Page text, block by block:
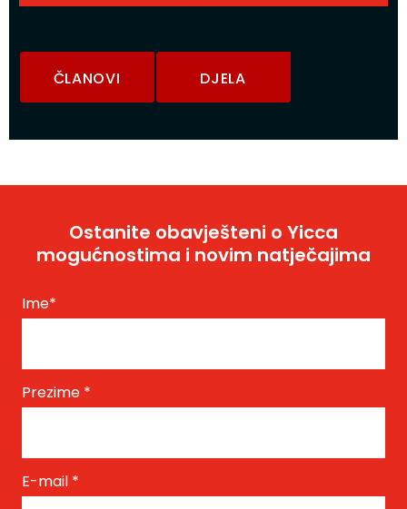
ČLANOVI DJELA
Ostanite obavješteni o Yicca
mogućnostima i novim natječajima
Ime*
Prezime *
E-mail *